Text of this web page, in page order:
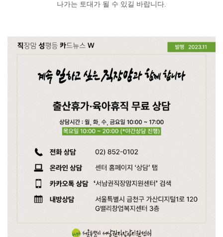
나가는 토대가 될 수 있길 바랍니다.